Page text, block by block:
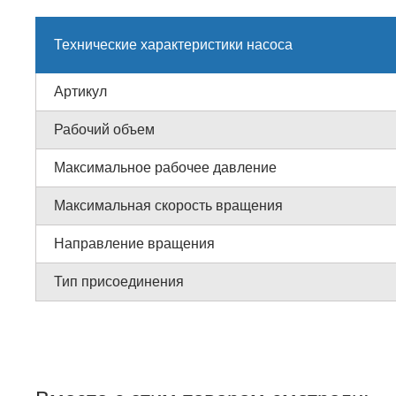
Технические характеристики насоса
Артикул
Рабочий объем
Максимальное рабочее давление
Максимальная скорость вращения
Направление вращения
Тип присоединения